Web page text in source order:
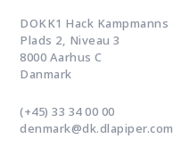
DOKK1 Hack Kampmanns
Plads 2, Niveau 3
8000 Aarhus C
Danmark
(+45) 33 34 00 00
denmark@dk.dlapiper.com